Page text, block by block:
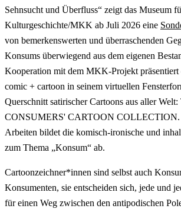
Sehnsucht und Überfluss“ zeigt das Museum
Kulturgeschichte/MKK ab Juli 2026 eine
von bemerkenswerten und überraschenden
Konsums überwiegend aus dem eigenen
Kooperation mit dem MKK-Projekt präsentiert
comic + cartoon in seinem virtuellen
Querschnitt satirischer Cartoons aus aller
CONSUMERS' CARTOON COLLECTION.
Arbeiten bildet die komisch-ironische und
zum Thema „Konsum“ ab.
Cartoonzeichner*innen sind selbst auch
Konsumenten, sie entscheiden sich, jede und
für einen Weg zwischen den antipodischen